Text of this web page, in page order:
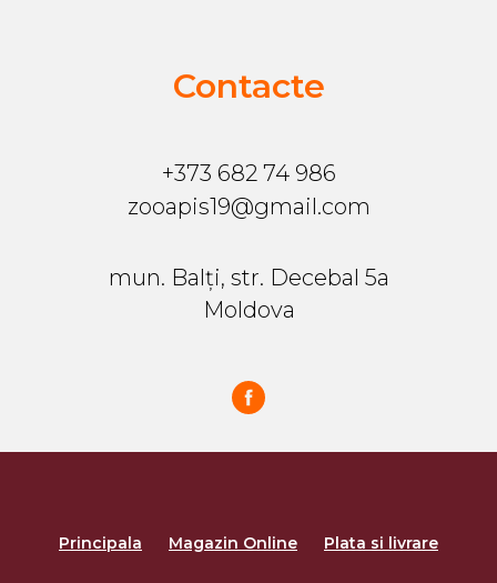
Contacte
+373 682 74 986
zooapis19@gmail.com
mun. Balți, str. Decebal 5a
Moldova
Principala Magazin Online Plata si livrare